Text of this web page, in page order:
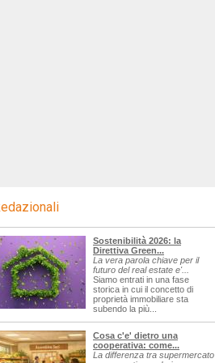
Sostenibilità 2026: la
Direttiva Green...
La vera parola chiave per il
futuro del real estate e'...
Siamo entrati in una fase
storica in cui il concetto di
proprietà immobiliare sta
subendo la più...
Cosa c'e' dietro una
cooperativa: come...
La differenza tra supermercato